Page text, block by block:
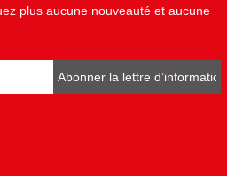
plus aucune nouveauté et aucune
Abonner la lettre d’informations